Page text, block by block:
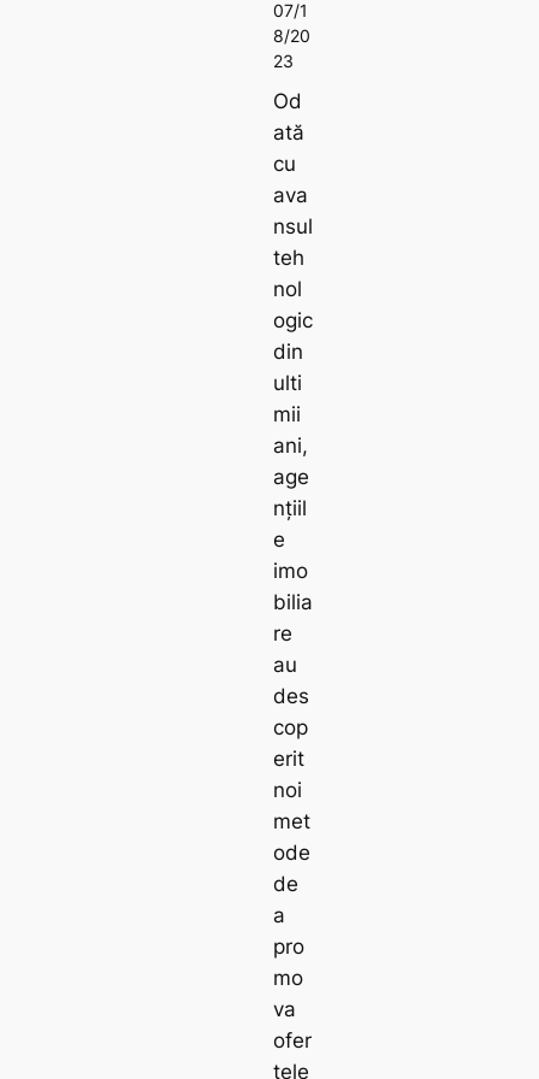
07/1
8/20
23
Od
ată
cu
ava
nsul
teh
nol
ogic
din
ulti
mii
ani,
age
nțiil
e
imo
bilia
re
au
des
cop
erit
noi
met
ode
de
a
pro
mo
va
ofer
tele